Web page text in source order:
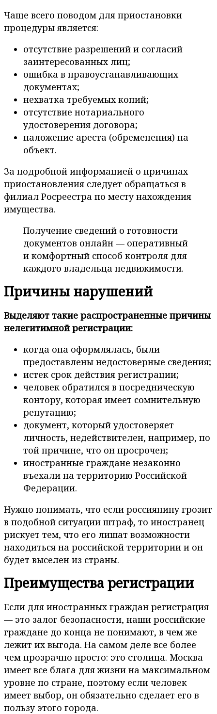
Чаще всего поводом для приостановки
процедуры является:
отсутствие разрешений и согласий
заинтересованных лиц;
ошибка в правоустанавливающих
документах;
нехватка требуемых копий;
отсутствие нотариального
удостоверения договора;
наложение ареста (обременения) на
объект.
За подробной информацией о причинах
приостановления следует обращаться в
филиал Росреестра по месту нахождения
имущества.
Получение сведений о готовности
документов онлайн — оперативный
и комфортный способ контроля для
каждого владельца недвижимости.
Причины нарушений
Выделяют такие распространенные причины
нелегитимной регистрации:
когда она оформлялась, были
предоставлены недостоверные сведения;
истек срок действия регистрации;
человек обратился в посредническую
контору, которая имеет сомнительную
репутацию;
документ, который удостоверяет
личность, недействителен, например, по
той причине, что он просрочен;
иностранные граждане незаконно
въехали на территорию Российской
Федерации.
Нужно понимать, что если россиянину грозит
в подобной ситуации штраф, то иностранец
рискует тем, что его лишат возможности
находиться на российской территории и он
будет выселен из страны.
Преимущества регистрации
Если для иностранных граждан регистрация
— это залог безопасности, наши российские
граждане до конца не понимают, в чем же
лежит их выгода. На самом деле все более
чем прозрачно просто: это столица. Москва
имеет все блага для жизни на максимальном
уровне по стране, поэтому если человек
имеет выбор, он обязательно сделает его в
пользу этого города.